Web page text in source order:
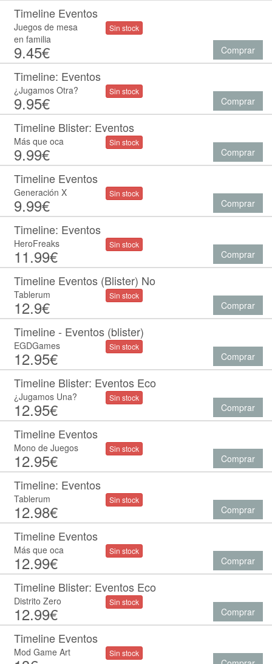
Timeline Eventos
Juegos de mesa
en familia
9.45€
Sin stock
Comprar
Timeline: Eventos
¿Jugamos Otra?
9.95€
Sin stock
Comprar
Timeline Blister: Eventos
Más que oca
9.99€
Sin stock
Comprar
Timeline Eventos
Generación X
9.99€
Sin stock
Comprar
Timeline: Eventos
HeroFreaks
11.99€
Sin stock
Comprar
Timeline Eventos (Blister) No
Tablerum
12.9€
Sin stock
Comprar
Timeline - Eventos (blister)
EGDGames
12.95€
Sin stock
Comprar
Timeline Blister: Eventos Eco
¿Jugamos Una?
12.95€
Sin stock
Comprar
Timeline Eventos
Mono de Juegos
12.95€
Sin stock
Comprar
Timeline: Eventos
Tablerum
12.98€
Sin stock
Comprar
Timeline Eventos
Más que oca
12.99€
Sin stock
Comprar
Timeline Blister: Eventos Eco
Distrito Zero
12.99€
Sin stock
Comprar
Timeline Eventos
Mod Game Art Sin stock